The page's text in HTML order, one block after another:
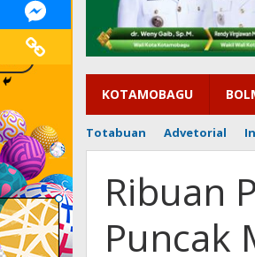
KOTAMOBAGU
Totabuan Advetorial
Ribuan
Puncak